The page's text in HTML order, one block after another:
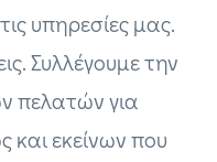
υπηρεσίες μας.
Συλλέγουμε την
πελατών για
και εκείνων που